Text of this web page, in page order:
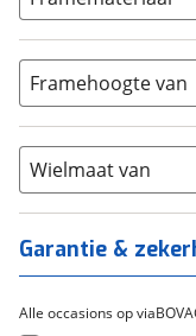
Bafang
Gazelle (0)
Cortina (0)
Flyer (0)
Overig ( 0)
5-8 (0)
9-14
15-20 (1)
21+
Aluminium (11)
Carbon
Chroom-
Scandium
Staal (0 )
Tica
Framehoogte van
Wielmaat van
Garantie &
Alle occasions op